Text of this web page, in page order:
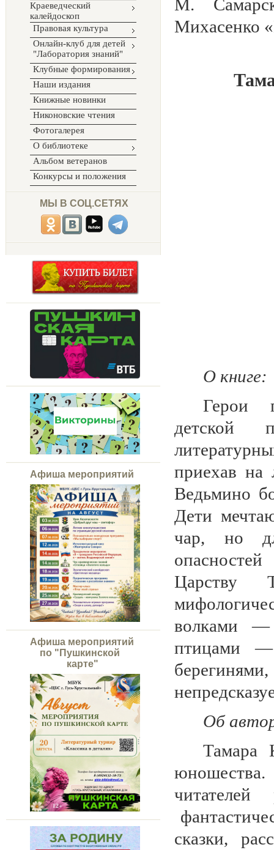
Краеведческий
калейдоскоп
Правовая культура
Онлайн-клуб для детей
"Лаборатория знаний"
Клубные формирования
Наши издания
Книжные новинки
Никоновские чтения
Фотогалерея
О библиотеке
Альбом ветеранов
Конкурсы и положения
МЫ В СОЦ.СЕТЯХ
Афиша мероприятий
Афиша мероприятий
по "Пушкинской
карте"
М.
Михасенко
О книге:
Герои
детской
приехав на
Ведьмино
Дети
чар, но
Царству
волками —
птицами —
Об
Тамара
читателей
сказки,